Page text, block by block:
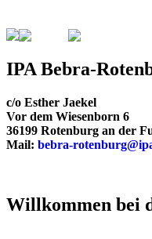
IPA Bebra-
c/o Esther Jaekel
Vor dem Wiesenborn 6
36199 Rotenburg an der
Mail: bebra-
Willkommen bei